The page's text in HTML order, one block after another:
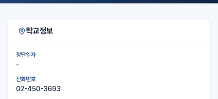
학교정보
창단일자
-
전화번호
02-450-3693